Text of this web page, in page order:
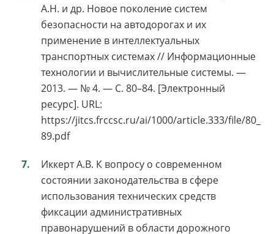
А.Н. и др. Новое поколение систем
безопасности на автодорогах и их
применение в интеллектуальных
транспортных системах // Информационные
технологии и вычислительные системы. —
2013. — № 4. — С. 80–84. [Электронный
ресурс]. URL:
https://jitcs.frccsc.ru/ai/1000/article.333/file/80_
89.pdf
Иккерт А.В. К вопросу о современном
состоянии законодательства в сфере
использования технических средств
фиксации административных
правонарушений в области дорожного